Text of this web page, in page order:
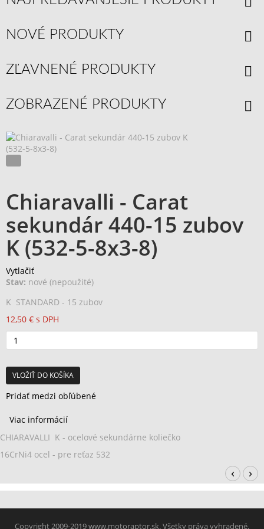
NOVÉ PRODUKTY
ZĽAVNENÉ PRODUKTY
ZOBRAZENÉ PRODUKTY
Chiaravalli - Carat
sekundár 440-15 zubov
K (532-5-8x3-8)
Vytlačiť
Stav: nové (nepoužité)
K STANDARD - 15 zubov
12,50 € s DPH
VLOŽIŤ DO KOŠÍKA
Pridať medzi obľúbené
Viac informácií
CHIARAVALLI K - ocelové sekundárne koliečko
16CrNi4 ocel - pre reťaz 532
‹ ›
Copyright 2009-2019 www.motoraptor.sk. Všetky práva vyhradené.